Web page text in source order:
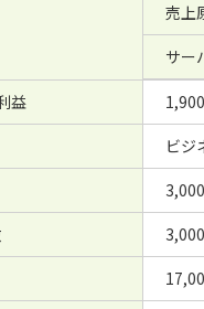
売上
サー
益
ビジ